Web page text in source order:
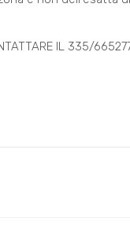
IL 335/